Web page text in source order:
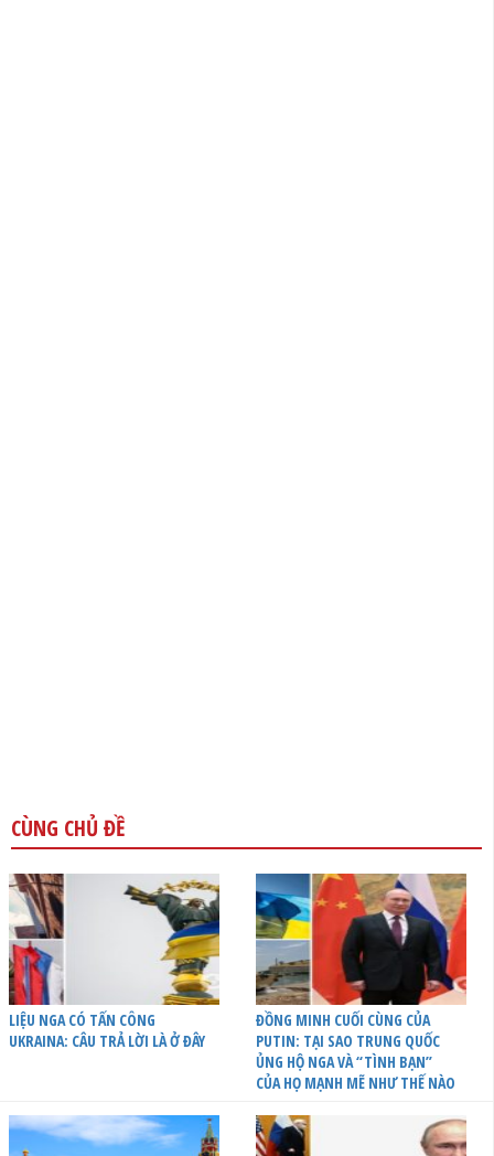
CÙNG CHỦ ĐỀ
LIỆU NGA CÓ TẤN CÔNG
UKRAINA: CÂU TRẢ LỜI LÀ Ở ĐÂY
ĐỒNG MINH CUỐI CÙNG CỦA
PUTIN: TẠI SAO TRUNG QUỐC
ỦNG HỘ NGA VÀ “TÌNH BẠN”
CỦA HỌ MẠNH MẼ NHƯ THẾ NÀO